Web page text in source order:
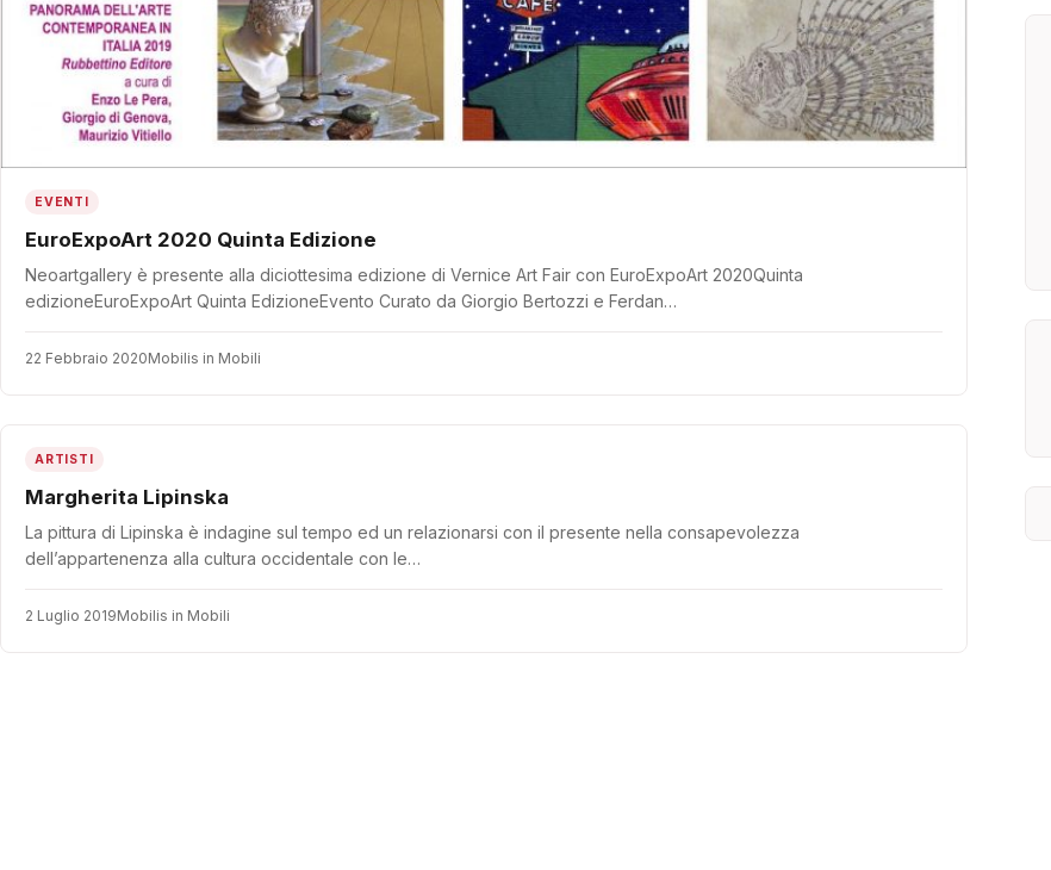
EVENTI
EuroExpoArt 2020 Quinta Edizione
Neoartgallery è presente alla diciottesima edizione di Vernice Art Fair con EuroExpoArt 2020Quinta
edizioneEuroExpoArt Quinta EdizioneEvento Curato da Giorgio Bertozzi e Ferdan…
22 Febbraio 2020Mobilis in Mobili
ARTISTI
Margherita Lipinska
La pittura di Lipinska è indagine sul tempo ed un relazionarsi con il presente nella consapevolezza
dell’appartenenza alla cultura occidentale con le…
2 Luglio 2019Mobilis in Mobili